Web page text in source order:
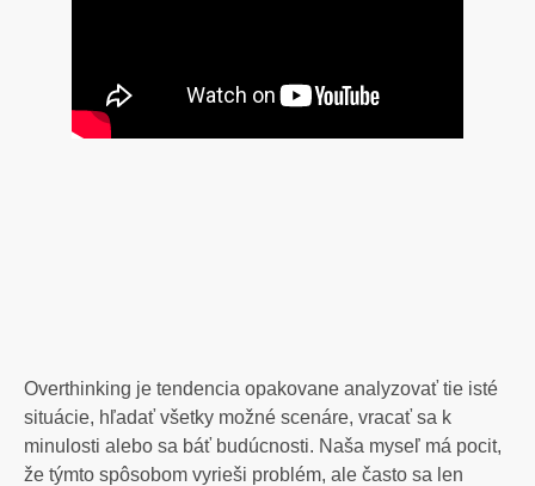
Overthinking je tendencia opakovane analyzovať tie isté
situácie, hľadať všetky možné scenáre, vracať sa k
minulosti alebo sa báť budúcnosti. Naša myseľ má pocit,
že týmto spôsobom vyrieši problém, ale často sa len